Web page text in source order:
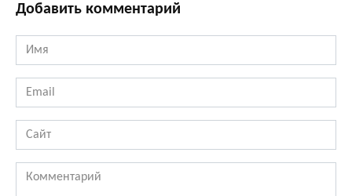
Добавить комментарий
Имя
*
Email
*
Сайт
Комментарий